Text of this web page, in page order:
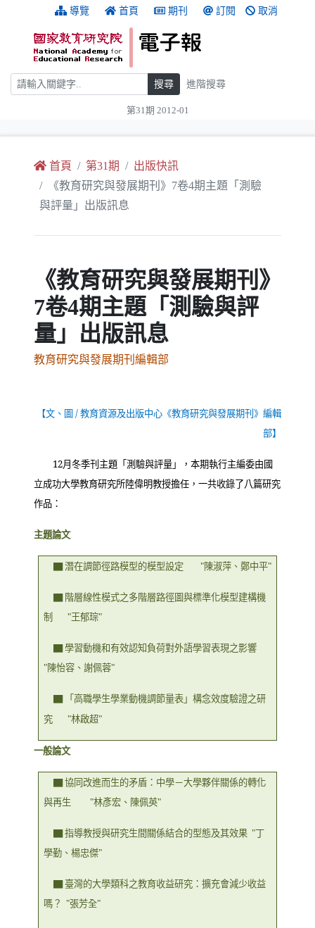
跳到主要內容 導覽 首頁 期刊 訂閱 取消
搜尋 搜尋 進階搜尋
第31期 2012-01
首頁 第31期
出版快訊
《教育研究與發展期刊》7卷4期主題「測驗
與評量」出版訊息
《教育研究與發展期刊》
7卷4期主題「測驗與評
量」出版訊息
教育研究與發展期刊編輯部
【文、圖/教育資源及出版中心《教育研究與發展期刊》編輯
部】
12月冬季刊主題「測驗與評量」，本期執行主編委由國
立成功大學教育研究所陸偉明教授擔任，一共收錄了八篇研究
作品：
主題論文
▇ 潛在調節徑路模型的模型設定 "陳淑萍、鄭中平"
▇ 階層線性模式之多階層路徑圖與標準化模型建構機
制
"王郁琮"
▇ 學習動機和有效認知負荷對外語學習表現之影響
"陳怡容、謝佩蓉"
▇ 「高職學生學業動機調節量表」構念效度驗證之研
究
"林啟超"
一般論文
▇ 協同改進而生的矛盾：中學－大學夥伴關係的轉化
與再生
"林彥宏、陳佩英"
▇ 指導教授與研究生間關係結合的型態及其效果 "丁
學勤、楊忠傑"
▇ 臺灣的大學類科之教育收益研究：擴充會減少收益
嗎？ "張芳全"